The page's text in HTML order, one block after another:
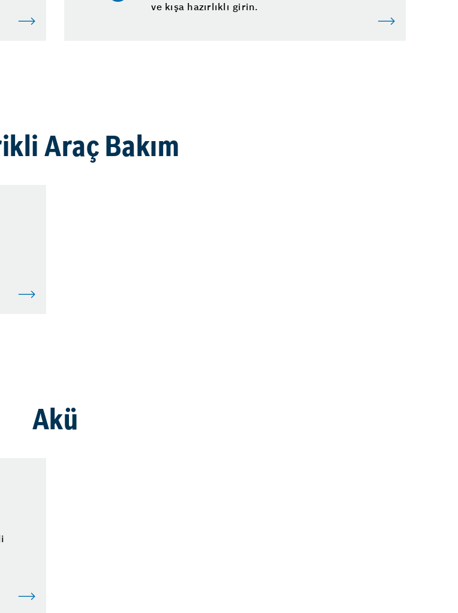
ve kışa hazırlıklı girin.
Araç Bakım
Akü